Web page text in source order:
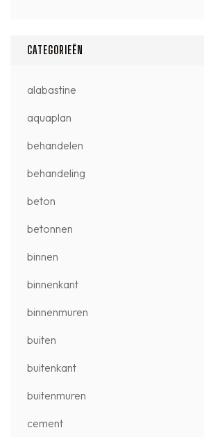
CATEGORIEËN
alabastine
aquaplan
behandelen
behandeling
beton
betonnen
binnen
binnenkant
binnenmuren
buiten
buitenkant
buitenmuren
cement